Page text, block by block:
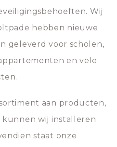
Wij
hebben nieuwe
geleverd voor scholen,
en vele
aan producten,
wij installeren
staat onze